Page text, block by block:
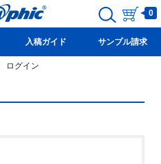
0
入稿ガイド サンプル請求
ログイン